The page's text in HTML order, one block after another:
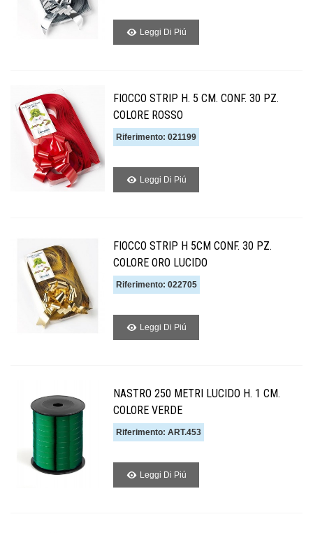
Leggi Di Piú
FIOCCO STRIP H. 5 CM. CONF. 30 PZ.
COLORE ROSSO
Riferimento: 021199
Leggi Di Piú
FIOCCO STRIP H 5CM CONF. 30 PZ.
COLORE ORO LUCIDO
Riferimento: 022705
Leggi Di Piú
NASTRO 250 METRI LUCIDO H. 1 CM.
COLORE VERDE
Riferimento: ART.453
Leggi Di Piú